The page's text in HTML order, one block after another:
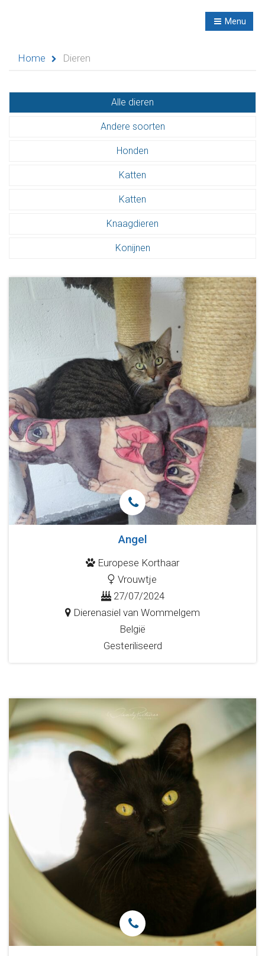
Menu
Navigation
Blauwe
Wetgeving
Partners
Pers
De
Kantine
Contacten
Home Dieren
Alle dieren
Andere soorten
Honden
Katten
Katten
Knaagdieren
Konijnen
Angel
Europese Korthaar
Vrouwtje
27/07/2024
Dierenasiel van Wommelgem
België
Gesteriliseerd